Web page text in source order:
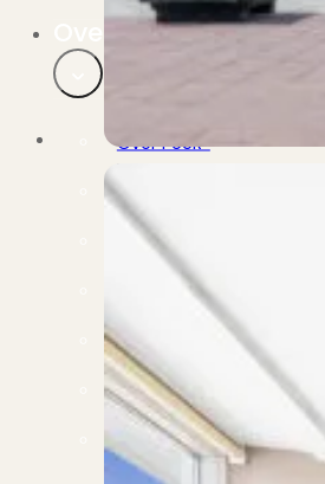
Over PUUR*
Over PUUR*
Ons team
Leer ons beter kennen..
Werken bij PUUR*
Kom jij ons team versterken?
Onze vestigingen
De kracht van 6 vestigingen!
Beoordelingen
Dit zeggen klanten over ons
Partners
Maak gebruik van ons netwerk
Verenigingen
PUUR* is aangesloten bij...